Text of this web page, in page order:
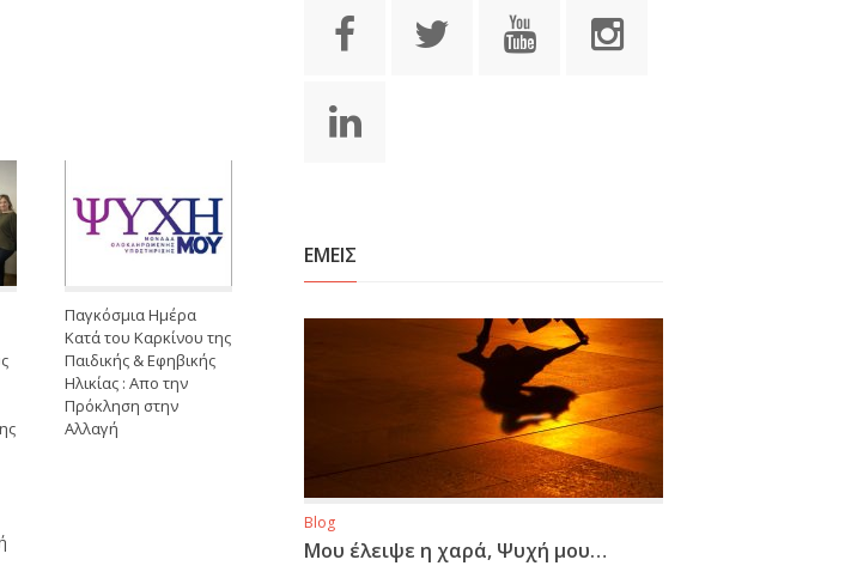
Παγκόσμια Ημέρα
Κατά του Καρκίνου της
Παιδικής & Εφηβικής
Ηλικίας : Απο την
Πρόκληση στην
Αλλαγή
ΕΜΕΙΣ
Blog
Μου έλειψε η χαρά, Ψυχή μου…